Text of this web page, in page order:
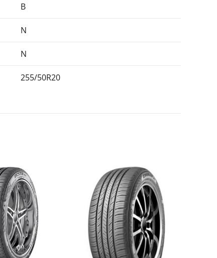
B
N
N
255/50R20